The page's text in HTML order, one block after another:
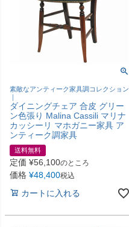
素敵なアンティーク家具調コレクション
｜
ダイニングチェア 合皮 グリー
ン色張り Malina Cassili マリナ
カッシーリ マホガニー家具 ア
ンティーク調家具
送料無料
定価 ¥56,100のところ
価格 ¥48,400税込
カートに入れる